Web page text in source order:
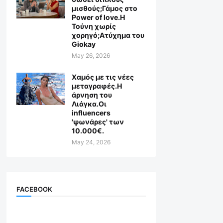
μισθούς;Γάμος στο
Power of love.Η
Τούνη χωρίς
χορηγό;Aτύχημα του
Giokay
May 26, 2026
Χαμός με τις νέες
μεταγραφές.Η
άρνηση του
Λιάγκα.Οι
influencers
'ψωνάρες' των
10.000€.
May 24, 2026
FACEBOOK